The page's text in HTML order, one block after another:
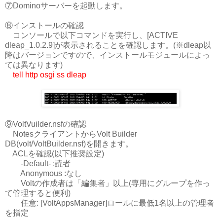
⑦Dominoサーバーを起動します。
⑧インストールの確認
コンソールで以下コマンドを実行し、[ACTIVE
dleap_1.0.2.9]が表示されることを確認します。(※dleap以
降はバージョンですので、インストールモジュールによっ
ては異なります)
tell http osgi ss dleap
⑨VoltVuilder.nsfの確認
NotesクライアントからVolt Builder
DB(volt/VoltBuilder.nsf)を開きます。
ACLを確認(以下推奨設定)
-Default- :読者
Anonymous :なし
Voltの作成者は「編集者」以上(専用にグループを作っ
て管理すると便利)
任意: [VoltAppsManager]ロールに最低1名以上の管理者
を指定